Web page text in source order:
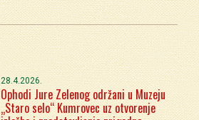
28.4.2026.
Ophodi Jure Zelenog održani u Muzeju
„Staro selo“ Kumrovec uz otvorenje